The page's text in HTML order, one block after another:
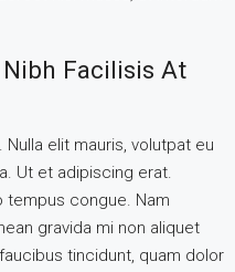
Facilisis At
elit mauris, volutpat eu
Ut et adipiscing erat.
tempus congue. Nam
gravida mi non aliquet
tincidunt, quam dolor